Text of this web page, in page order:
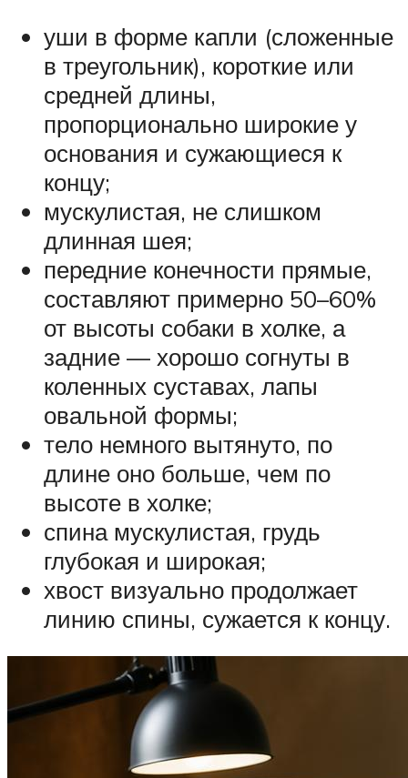
уши в форме капли (сложенные
в треугольник), короткие или
средней длины,
пропорционально широкие у
основания и сужающиеся к
концу;
мускулистая, не слишком
длинная шея;
передние конечности прямые,
составляют примерно 50–60%
от высоты собаки в холке, а
задние — хорошо согнуты в
коленных суставах, лапы
овальной формы;
тело немного вытянуто, по
длине оно больше, чем по
высоте в холке;
спина мускулистая, грудь
глубокая и широкая;
хвост визуально продолжает
линию спины, сужается к концу.